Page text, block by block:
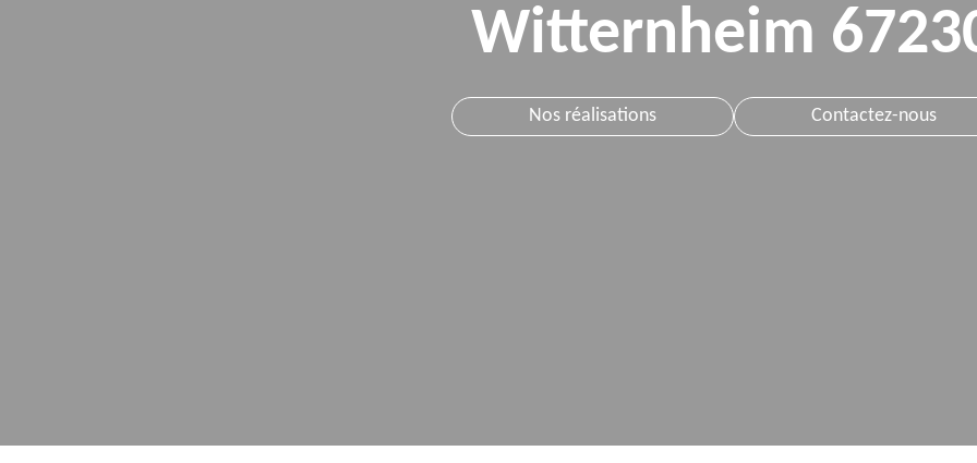
Witternheim
Nos réalisations Contactez-nous